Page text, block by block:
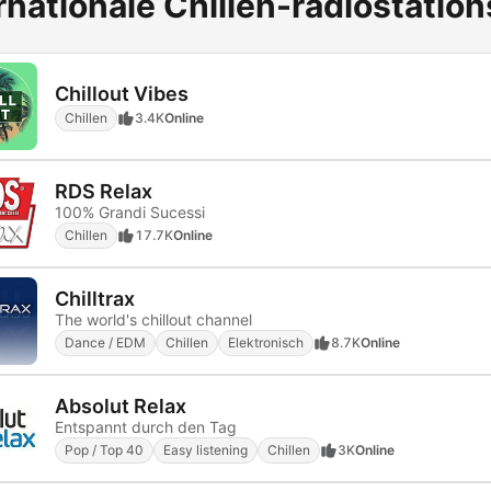
Chillout Vibes
Chillen 3.4KOnline
RDS Relax
100% Grandi Sucessi
Chillen 17.7KOnline
Chilltrax
The world's chillout channel
Dance / EDM Chillen Elektronisch 8.7KOnline
Absolut Relax
Entspannt durch den Tag
Pop / Top 40 Easy listening Chillen 3KOnline